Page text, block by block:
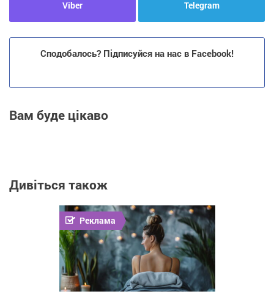
Viber Telegram
Сподобалось? Підписуйся на нас в Facebook!
Вам буде цікаво
Дивіться також
Реклама